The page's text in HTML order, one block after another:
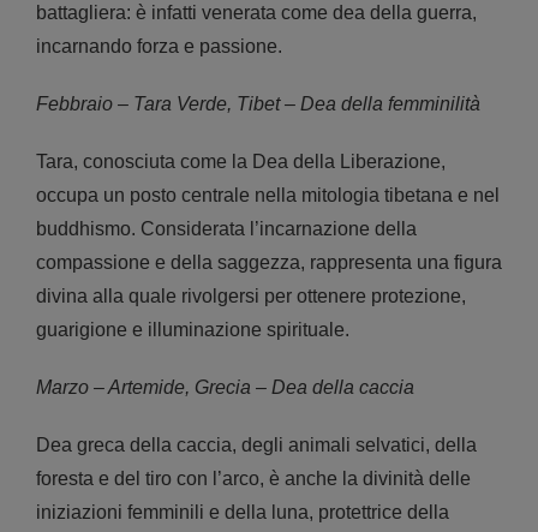
battagliera: è infatti venerata come dea della guerra,
incarnando forza e passione.
Febbraio – Tara Verde, Tibet – Dea della femminilità
Tara, conosciuta come la Dea della Liberazione,
occupa un posto centrale nella mitologia tibetana e nel
buddhismo. Considerata l’incarnazione della
compassione e della saggezza, rappresenta una figura
divina alla quale rivolgersi per ottenere protezione,
guarigione e illuminazione spirituale.
Marzo – Artemide, Grecia – Dea della caccia
Dea greca della caccia, degli animali selvatici, della
foresta e del tiro con l’arco, è anche la divinità delle
iniziazioni femminili e della luna, protettrice della